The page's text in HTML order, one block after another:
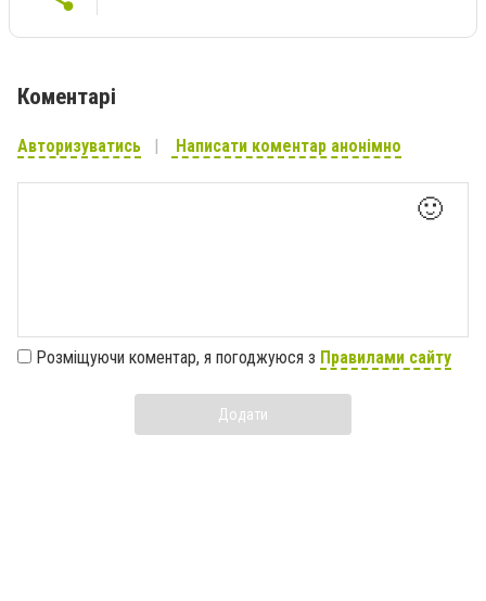
Коментарі
Авторизуватись Написати коментар анонімно
🙂
Розміщуючи коментар, я погоджуюся з Правилами сайту
Додати